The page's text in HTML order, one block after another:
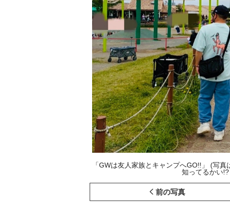
「GWは友人家族とキャンプへGO!!」 (写
知ってるかい!?
前の写真